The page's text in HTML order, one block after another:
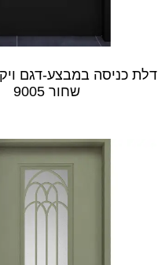
דלת כניסה במבצע-דגם
שחור 9005